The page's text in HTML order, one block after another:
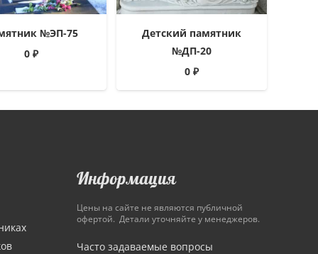
№ЭП-75
0₽
Детский памятник
№ДП-20
0₽
Информация
Цены на сайте не являются публичной
офертой. Детали уточняйте у менеджеров.
Часто задаваемые вопросы